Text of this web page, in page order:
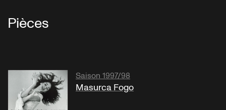
Pièces
Saison 1997/98
Masurca Fogo